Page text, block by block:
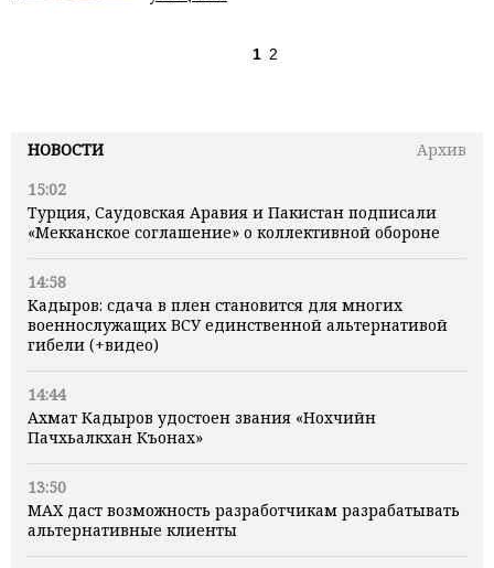
НОВОСТИ
Архив
15:02
Турция, Саудовская Аравия и Пакистан подписали
«Мекканское соглашение» о коллективной обороне
14:58
Кадыров: сдача в плен становится для многих
военнослужащих ВСУ единственной альтернативой
гибели (+видео)
14:44
Ахмат Кадыров удостоен звания «Нохчийн
Пачхьалкхан Къонах»
13:50
MAX даст возможность разработчикам разрабатывать
альтернативные клиенты
1 2